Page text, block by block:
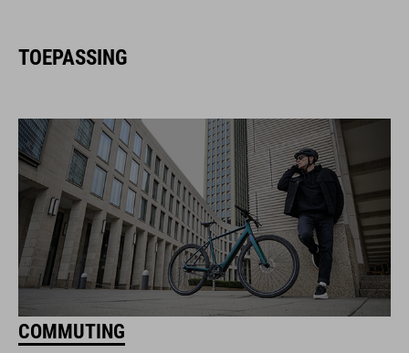
TOEPASSING
COMMUTING